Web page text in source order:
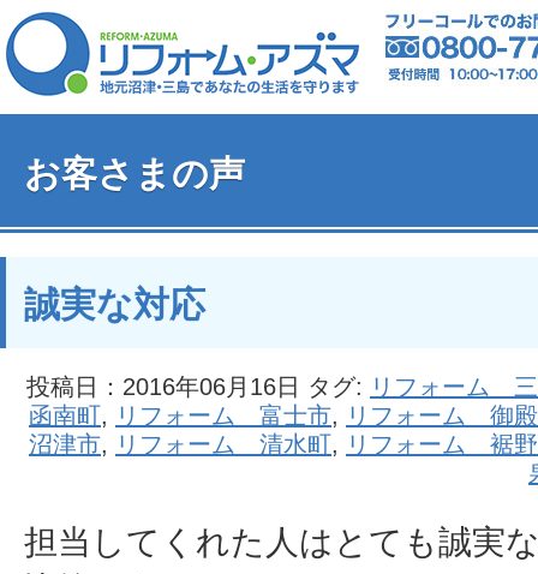
お客さまの声
誠実な対応
投稿日：2016年06月16日 タグ: リフォーム
函南町, リフォーム 富士市, リフォーム 御
沼津市, リフォーム 清水町, リフォーム 裾
担当してくれた人はとても誠実